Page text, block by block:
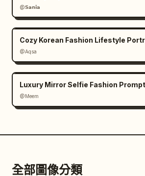
@𝗦𝗮𝗻𝗶𝗮
Cozy Korean Fashion Lifestyle
@Aqsa
Luxury Mirror Selfie Fashion Prompt
@Meem
全部圖像分類